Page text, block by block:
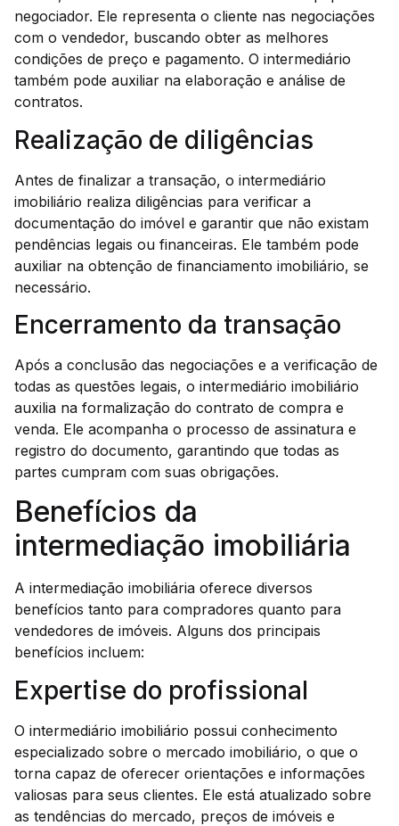
negociador. Ele representa o cliente nas negociações
com o vendedor, buscando obter as melhores
condições de preço e pagamento. O intermediário
também pode auxiliar na elaboração e análise de
contratos.
Realização de diligências
Antes de finalizar a transação, o intermediário
imobiliário realiza diligências para verificar a
documentação do imóvel e garantir que não existam
pendências legais ou financeiras. Ele também pode
auxiliar na obtenção de financiamento imobiliário, se
necessário.
Encerramento da transação
Após a conclusão das negociações e a verificação de
todas as questões legais, o intermediário imobiliário
auxilia na formalização do contrato de compra e
venda. Ele acompanha o processo de assinatura e
registro do documento, garantindo que todas as
partes cumpram com suas obrigações.
Benefícios da
intermediação imobiliária
A intermediação imobiliária oferece diversos
benefícios tanto para compradores quanto para
vendedores de imóveis. Alguns dos principais
benefícios incluem:
Expertise do profissional
O intermediário imobiliário possui conhecimento
especializado sobre o mercado imobiliário, o que o
torna capaz de oferecer orientações e informações
valiosas para seus clientes. Ele está atualizado sobre
as tendências do mercado, preços de imóveis e